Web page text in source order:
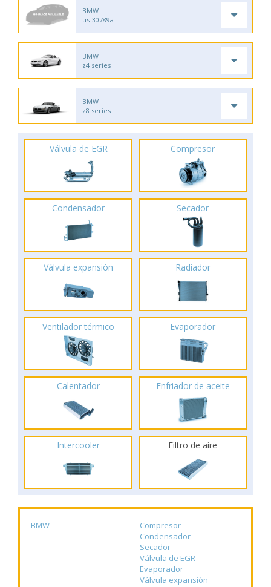
BMW
us-30789a
BMW
z4 series
BMW
z8 series
Válvula de EGR Compresor
Condensador Secador
Válvula expansión Radiador
Ventilador térmico Evaporador
Calentador Enfriador de aceite
Intercooler Filtro de aire
BMW
Compresor
Condensador
Secador
Válvula de EGR
Evaporador
Válvula expansión